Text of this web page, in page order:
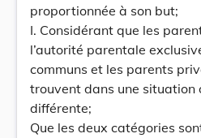
proportionnée à son but;
I. Considérant que les
l’autorité parentale
communs et les parents
trouvent dans une situation
différente;
Que les deux catégories